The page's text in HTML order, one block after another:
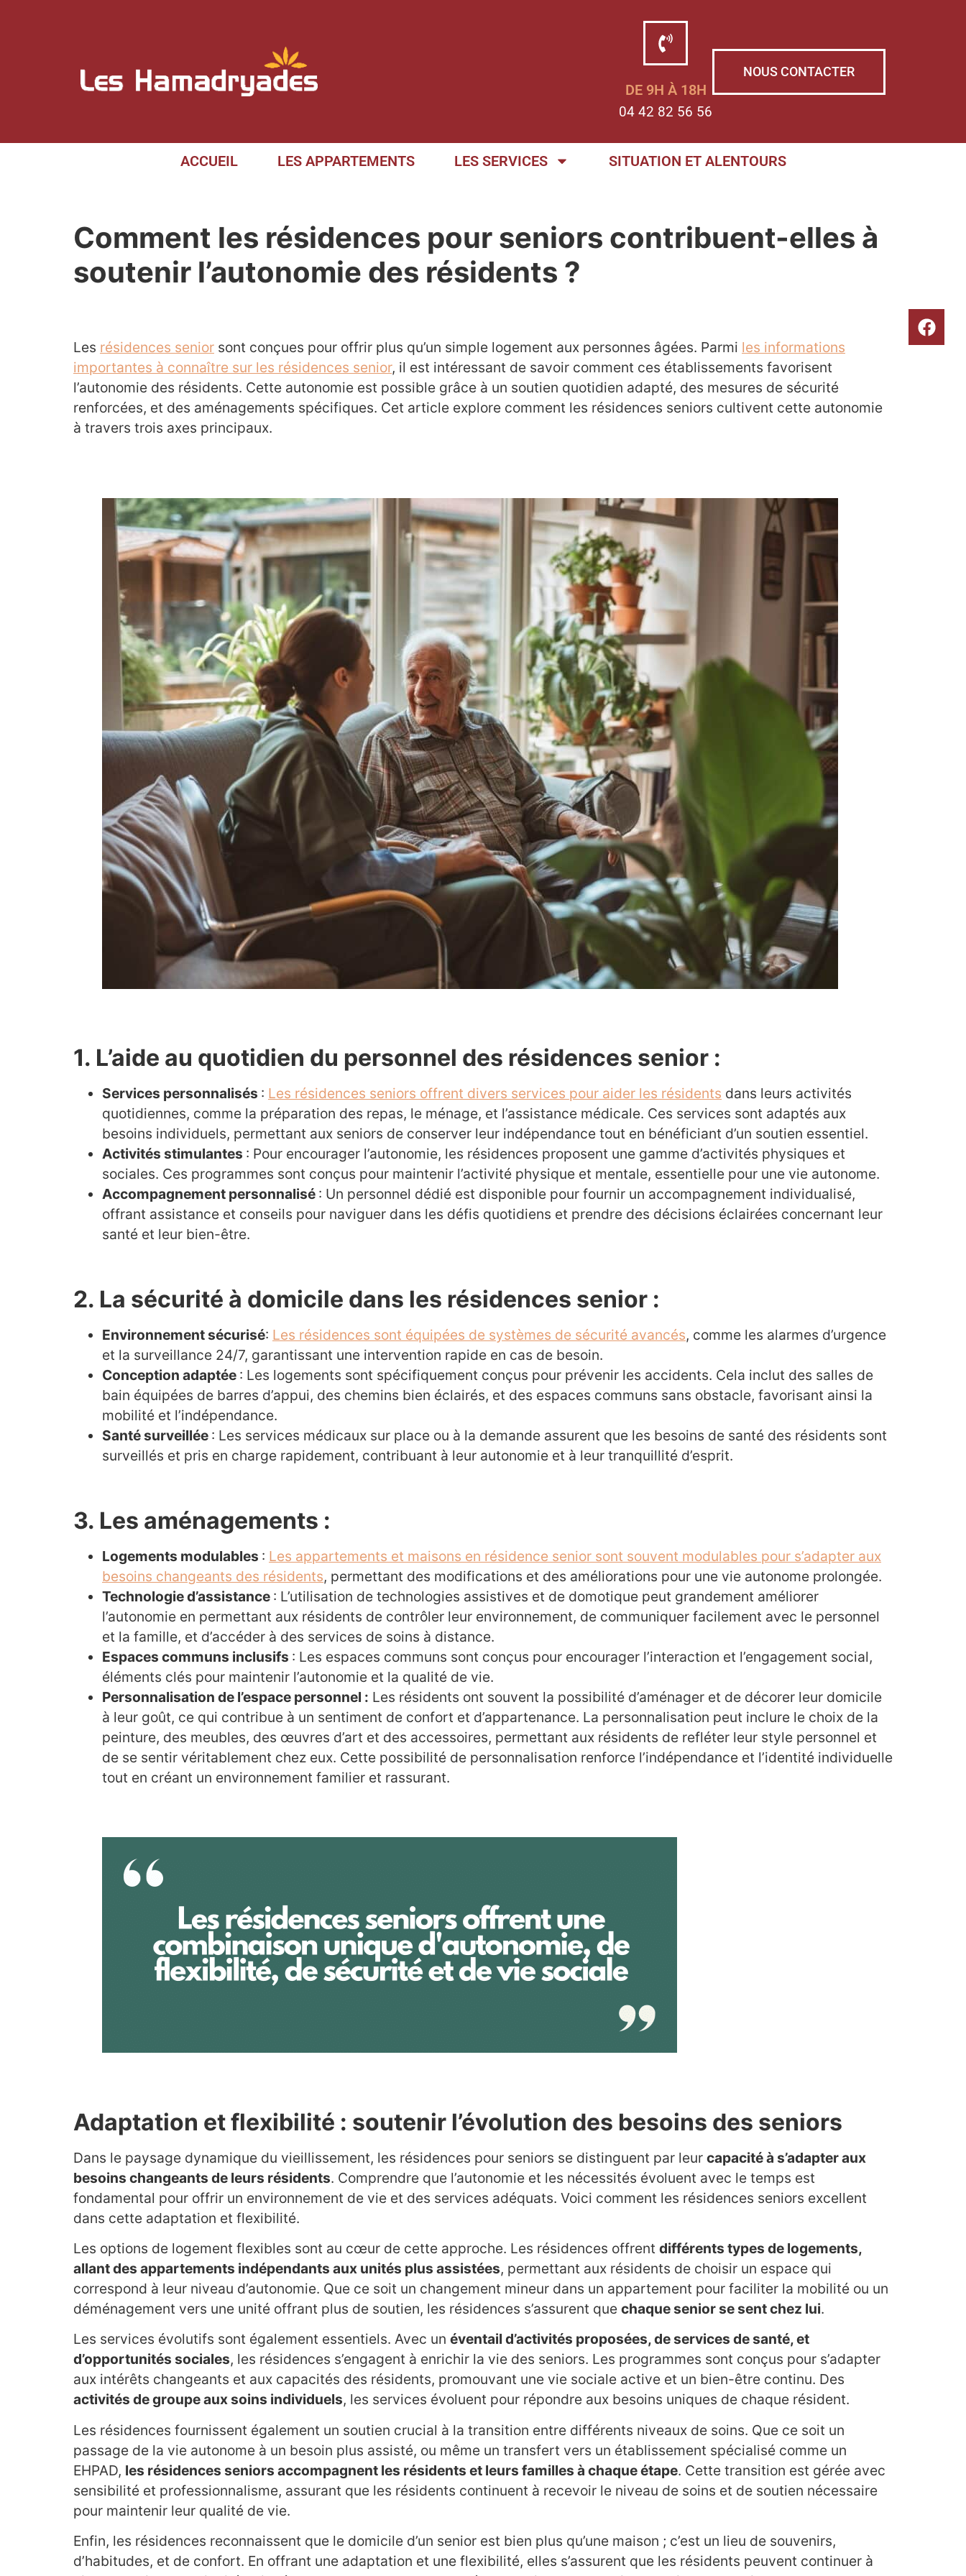
NOUS CONTACTER
DE 9H À 18H
04 42 82 56 56
ACCUEIL LES APPARTEMENTS LES SERVICES SITUATION ET ALENTOURS
Comment les résidences pour seniors contribuent-elles à
soutenir l’autonomie des résidents ?
Les résidences senior sont conçues pour offrir plus qu’un simple logement aux personnes âgées. Parmi les informations
importantes à connaître sur les résidences senior, il est intéressant de savoir comment ces établissements favorisent
l’autonomie des résidents. Cette autonomie est possible grâce à un soutien quotidien adapté, des mesures de sécurité
renforcées, et des aménagements spécifiques. Cet article explore comment les résidences seniors cultivent cette autonomie
à travers trois axes principaux.
1. L’aide au quotidien du personnel des résidences senior :
Services personnalisés : Les résidences seniors offrent divers services pour aider les résidents dans leurs activités
quotidiennes, comme la préparation des repas, le ménage, et l’assistance médicale. Ces services sont adaptés aux
besoins individuels, permettant aux seniors de conserver leur indépendance tout en bénéficiant d’un soutien essentiel.
Activités stimulantes : Pour encourager l’autonomie, les résidences proposent une gamme d’activités physiques et
sociales. Ces programmes sont conçus pour maintenir l’activité physique et mentale, essentielle pour une vie autonome.
Accompagnement personnalisé : Un personnel dédié est disponible pour fournir un accompagnement individualisé,
offrant assistance et conseils pour naviguer dans les défis quotidiens et prendre des décisions éclairées concernant leur
santé et leur bien-être.
2. La sécurité à domicile dans les résidences senior :
Environnement sécurisé: Les résidences sont équipées de systèmes de sécurité avancés, comme les alarmes d’urgence
et la surveillance 24/7, garantissant une intervention rapide en cas de besoin.
Conception adaptée : Les logements sont spécifiquement conçus pour prévenir les accidents. Cela inclut des salles de
bain équipées de barres d’appui, des chemins bien éclairés, et des espaces communs sans obstacle, favorisant ainsi la
mobilité et l’indépendance.
Santé surveillée : Les services médicaux sur place ou à la demande assurent que les besoins de santé des résidents sont
surveillés et pris en charge rapidement, contribuant à leur autonomie et à leur tranquillité d’esprit.
3. Les aménagements :
Logements modulables : Les appartements et maisons en résidence senior sont souvent modulables pour s’adapter aux
besoins changeants des résidents, permettant des modifications et des améliorations pour une vie autonome prolongée.
Technologie d’assistance : L’utilisation de technologies assistives et de domotique peut grandement améliorer
l’autonomie en permettant aux résidents de contrôler leur environnement, de communiquer facilement avec le personnel
et la famille, et d’accéder à des services de soins à distance.
Espaces communs inclusifs : Les espaces communs sont conçus pour encourager l’interaction et l’engagement social,
éléments clés pour maintenir l’autonomie et la qualité de vie.
Personnalisation de l’espace personnel : Les résidents ont souvent la possibilité d’aménager et de décorer leur domicile
à leur goût, ce qui contribue à un sentiment de confort et d’appartenance. La personnalisation peut inclure le choix de la
peinture, des meubles, des œuvres d’art et des accessoires, permettant aux résidents de refléter leur style personnel et
de se sentir véritablement chez eux. Cette possibilité de personnalisation renforce l’indépendance et l’identité individuelle
tout en créant un environnement familier et rassurant.
Adaptation et flexibilité : soutenir l’évolution des besoins des seniors
Dans le paysage dynamique du vieillissement, les résidences pour seniors se distinguent par leur capacité à s’adapter aux
besoins changeants de leurs résidents. Comprendre que l’autonomie et les nécessités évoluent avec le temps est
fondamental pour offrir un environnement de vie et des services adéquats. Voici comment les résidences seniors excellent
dans cette adaptation et flexibilité.
Les options de logement flexibles sont au cœur de cette approche. Les résidences offrent différents types de logements,
allant des appartements indépendants aux unités plus assistées, permettant aux résidents de choisir un espace qui
correspond à leur niveau d’autonomie. Que ce soit un changement mineur dans un appartement pour faciliter la mobilité ou un
déménagement vers une unité offrant plus de soutien, les résidences s’assurent que chaque senior se sent chez lui.
Les services évolutifs sont également essentiels. Avec un éventail d’activités proposées, de services de santé, et
d’opportunités sociales, les résidences s’engagent à enrichir la vie des seniors. Les programmes sont conçus pour s’adapter
aux intérêts changeants et aux capacités des résidents, promouvant une vie sociale active et un bien-être continu. Des
activités de groupe aux soins individuels, les services évoluent pour répondre aux besoins uniques de chaque résident.
Les résidences fournissent également un soutien crucial à la transition entre différents niveaux de soins. Que ce soit un
passage de la vie autonome à un besoin plus assisté, ou même un transfert vers un établissement spécialisé comme un
EHPAD, les résidences seniors accompagnent les résidents et leurs familles à chaque étape. Cette transition est gérée avec
sensibilité et professionnalisme, assurant que les résidents continuent à recevoir le niveau de soins et de soutien nécessaire
pour maintenir leur qualité de vie.
Enfin, les résidences reconnaissent que le domicile d’un senior est bien plus qu’une maison ; c’est un lieu de souvenirs,
d’habitudes, et de confort. En offrant une adaptation et une flexibilité, elles s’assurent que les résidents peuvent continuer à